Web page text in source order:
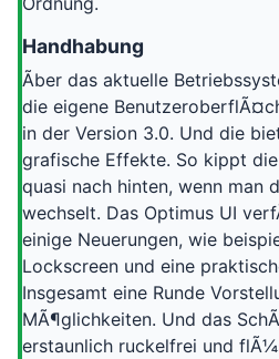
Handhabung
Ãber das aktuelle
die eigene
in der Version 3.0. Und die
grafische Effekte. So kippt
quasi nach hinten, wenn man
wechselt. Das Optimus UI
einige Neuerungen, wie
Lockscreen und eine
Insgesamt eine Runde
MÃ¶glichkeiten. Und das
erstaunlich ruckelfrei und